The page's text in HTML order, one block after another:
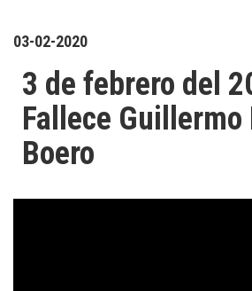
03-02-2020
3 de febrero del
Fallece Guillermo
Boero